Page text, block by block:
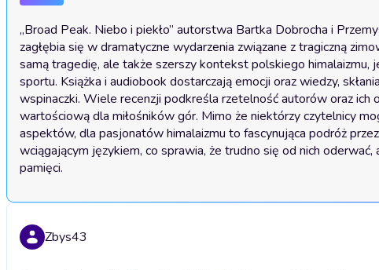
„Broad Peak. Niebo i piekło” autorstwa Bartka Dobrocha i
zagłębia się w dramatyczne wydarzenia związane z tragiczną
samą tragedię, ale także szerszy kontekst polskiego
sportu. Książka i audiobook dostarczają emocji oraz wiedzy,
wspinaczki. Wiele recenzji podkreśla rzetelność autorów oraz
wartościową dla miłośników gór. Mimo że niektórzy czytelnicy
aspektów, dla pasjonatów himalaizmu to fascynująca podróż
wciągającym językiem, co sprawia, że trudno się od nich
pamięci.
Zbys43